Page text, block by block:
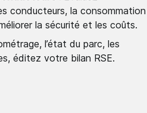
conducteurs, la consommation
la sécurité et les coûts.
l’état du parc, les
éditez votre bilan RSE.